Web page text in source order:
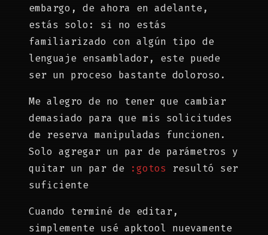
embargo, de ahora en adelante,
estás solo: si no estás
familiarizado con algún tipo de
lenguaje ensamblador, este puede
ser un proceso bastante doloroso.
Me alegro de no tener que cambiar
demasiado para que mis solicitudes
de reserva manipuladas funcionen.
Solo agregar un par de parámetros y
quitar un par de
:gotos resultó ser
suficiente
Cuando terminé de editar,
simplemente usé apktool nuevamente